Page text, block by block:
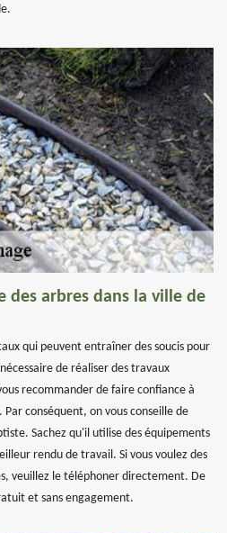
des arbres dans la ville de
qui peuvent entraîner des soucis pour
de réaliser des travaux
recommander de faire confiance à
conséquent, on vous conseille de
Sachez qu'il utilise des équipements
rendu de travail. Si vous voulez des
veuillez le téléphoner directement. De
et sans engagement.